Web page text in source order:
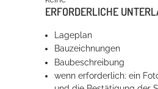
ERFORDERLICHE
Lageplan
Bauzeichnungen
Baubeschreibung
wenn erforderlich: ein